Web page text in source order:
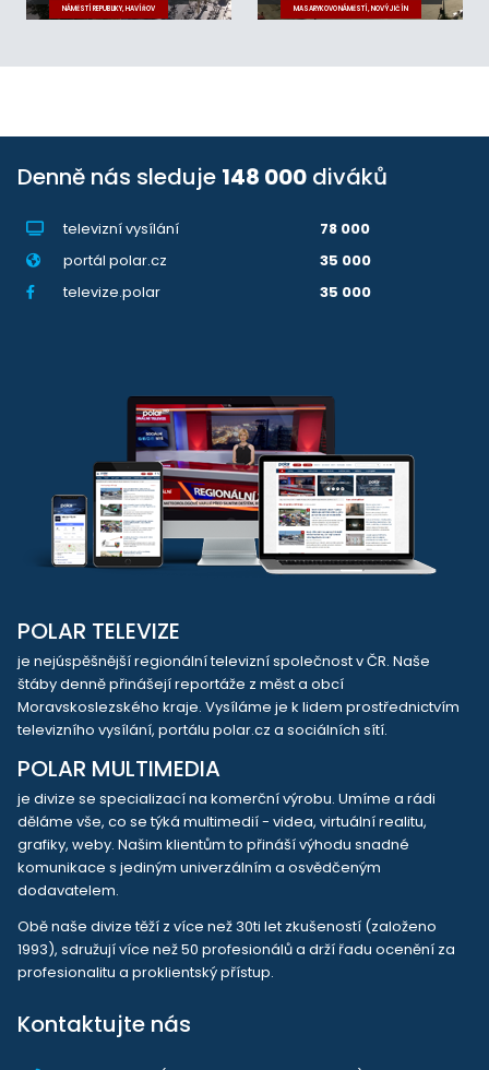
NÁMĚSTÍ REPUBLIKY, HAVÍŘOV MASARYKOVO NÁMĚSTÍ, NOVÝ JIČÍN
Denně nás sleduje 148 000 diváků
televizní vysílání
78 000
portál polar.cz
35 000
televize.polar
35 000
POLAR TELEVIZE
je nejúspěšnější regionální televizní společnost v ČR. Naše
štáby denně přinášejí reportáže z měst a obcí
Moravskoslezského kraje. Vysíláme je k lidem prostřednictvím
televizního vysílání, portálu polar.cz a sociálních sítí.
POLAR MULTIMEDIA
je divize se specializací na komerční výrobu. Umíme a rádi
děláme vše, co se týká multimedií - videa, virtuální realitu,
grafiky, weby. Našim klientům to přináší výhodu snadné
komunikace s jediným univerzálním a osvědčeným
dodavatelem.
Obě naše divize těží z více než 30ti let zkušeností (založeno
1993), sdružují více než 50 profesionálů a drží řadu ocenění za
profesionalitu a proklientský přístup.
Kontaktujte nás